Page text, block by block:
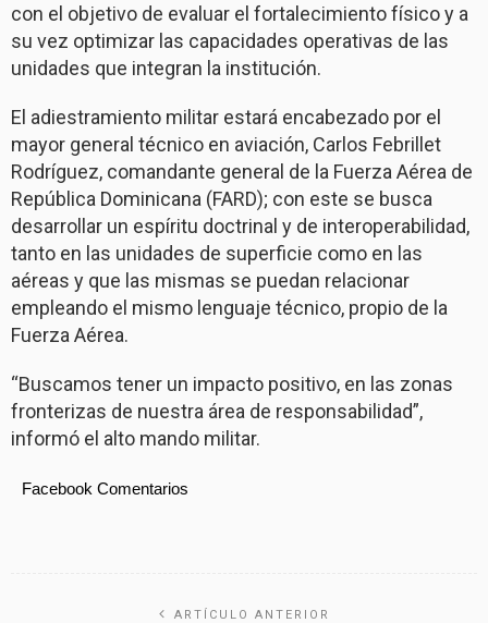
con el objetivo de evaluar el fortalecimiento físico y a
su vez optimizar las capacidades operativas de las
unidades que integran la institución.
El adiestramiento militar estará encabezado por el
mayor general técnico en aviación, Carlos Febrillet
Rodríguez, comandante general de la Fuerza Aérea de
República Dominicana (FARD); con este se busca
desarrollar un espíritu doctrinal y de interoperabilidad,
tanto en las unidades de superficie como en las
aéreas y que las mismas se puedan relacionar
empleando el mismo lenguaje técnico, propio de la
Fuerza Aérea.
“Buscamos tener un impacto positivo, en las zonas
fronterizas de nuestra área de responsabilidad”,
informó el alto mando militar.
Facebook Comentarios
ARTÍCULO ANTERIOR